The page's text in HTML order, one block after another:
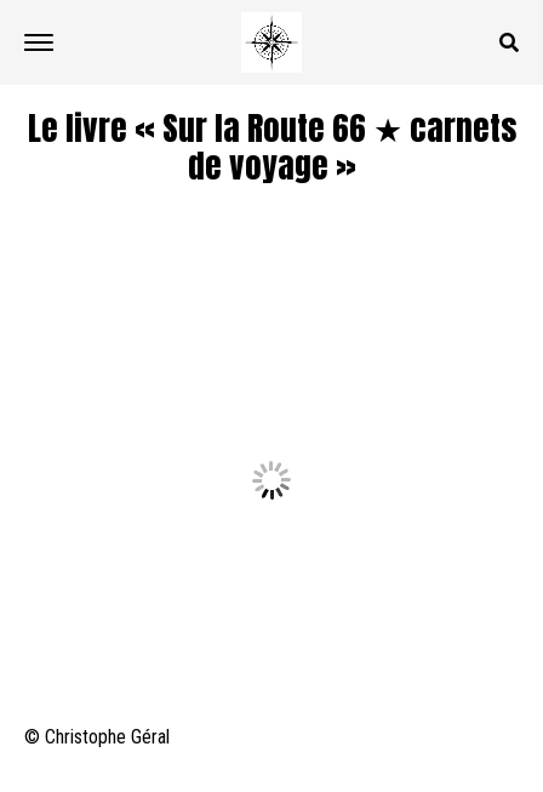
Le livre « Sur la Route 66 ★ carnets
de voyage »
© Christophe Géral